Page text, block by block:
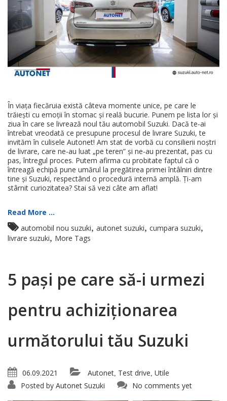
În viața fiecăruia există câteva momente unice, pe care le
trăiești cu emoții în stomac și reală bucurie. Punem pe lista lor și
ziua în care se livrează noul tău automobil Suzuki. Dacă te-ai
întrebat vreodată ce presupune procesul de livrare Suzuki, te
invităm în culisele Autonet! Am stat de vorbă cu consilierii noștri
de livrare, care ne-au luat „pe teren” și ne-au prezentat, pas cu
pas, întregul proces. Putem afirma cu probitate faptul că o
întreagă echipă pune umărul la pregătirea primei întâlniri dintre
tine și Suzuki, respectând o procedură internă amplă. Ți-am
stârnit curiozitatea? Stai să vezi câte am aflat!
Read More ...
automobil nou suzuki autonet suzuki cumpara suzuki
livrare suzuki More Tags
5 pași pe care să-i urmezi
pentru achiziționarea
următorului tău Suzuki
06.09.2021 Autonet Test drive Utile
Posted by Autonet Suzuki No comments yet